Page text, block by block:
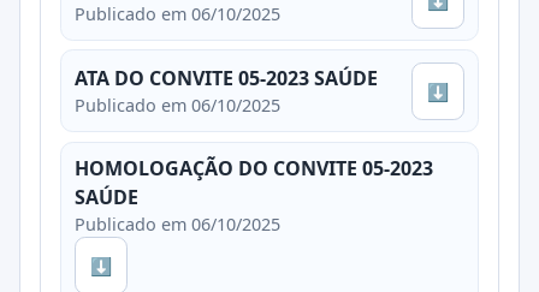
Publicado em 06/10/2025
ATA DO CONVITE 05-2023 SAÚDE
Publicado em 06/10/2025
⬇
HOMOLOGAÇÃO DO CONVITE 05-2023
SAÚDE
Publicado em 06/10/2025
⬇